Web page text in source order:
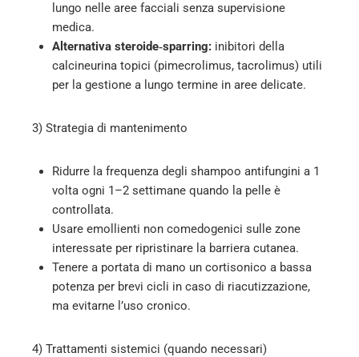
lungo nelle aree facciali senza supervisione
medica.
Alternativa steroide‑sparring: inibitori della
calcineurina topici (pimecrolimus, tacrolimus) utili
per la gestione a lungo termine in aree delicate.
3) Strategia di mantenimento
Ridurre la frequenza degli shampoo antifungini a 1
volta ogni 1–2 settimane quando la pelle è
controllata.
Usare emollienti non comedogenici sulle zone
interessate per ripristinare la barriera cutanea.
Tenere a portata di mano un cortisonico a bassa
potenza per brevi cicli in caso di riacutizzazione,
ma evitarne l’uso cronico.
4) Trattamenti sistemici (quando necessari)